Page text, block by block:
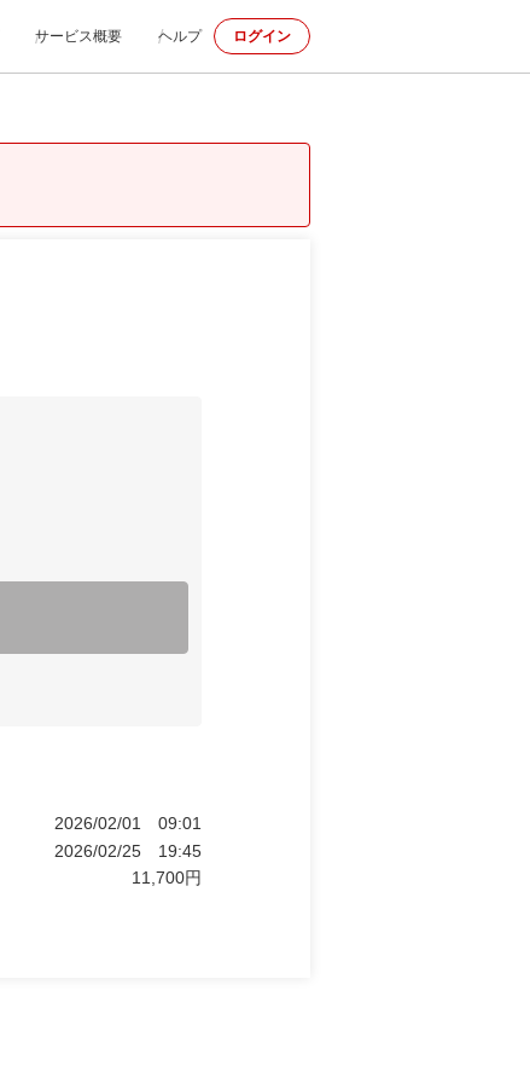
サービス概要 ヘルプ ログイン
2026/02/01
09:01
2026/02/25
19:45
11,700円